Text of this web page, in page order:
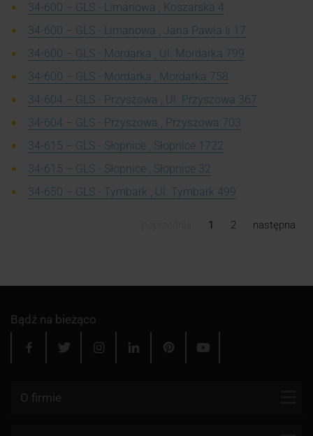
34-600 – GLS - Limanowa , Koszarska 4
34-600 – GLS - Limanowa , Jana Pawla Ii 17
34-600 – GLS - Mordarka , Ul. Mordarka 799
34-600 – GLS - Mordarka , Mordarka 758
34-604 – GLS - Przyszowa , Ul. Przyszowa 367
34-604 – GLS - Przyszowa , Przyszowa 703
34-615 – GLS - Słopnice , Słopnice 1722
34-615 – GLS - Słopnice , Słopnice 32
34-650 – GLS - Tymbark , Ul. Tymbark 499
1 2 następna
Bądź na bieżąco
O firmie